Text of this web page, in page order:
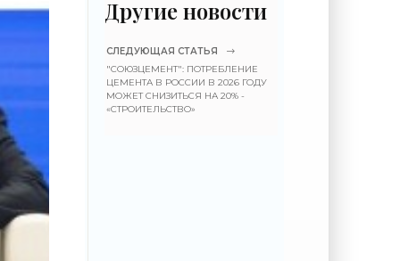
Другие новости
СЛЕДУЮЩАЯ СТАТЬЯ
"СОЮЗЦЕМЕНТ": ПОТРЕБЛЕНИЕ
ЦЕМЕНТА В РОССИИ В 2026 ГОДУ
МОЖЕТ СНИЗИТЬСЯ НА 20% -
«СТРОИТЕЛЬСТВО»